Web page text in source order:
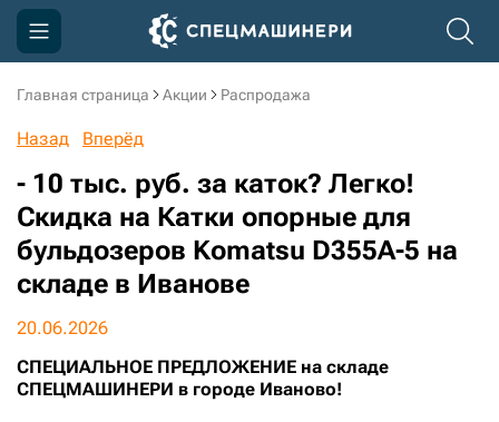
Главная страница Акции Распродажа
Назад Вперёд
- 10 тыс. руб. за каток? Легко!
Скидка на Катки опорные для
бульдозеров Komatsu D355A-5 на
складе в Иванове
20.06.2026
СПЕЦИАЛЬНОЕ ПРЕДЛОЖЕНИЕ на складе
СПЕЦМАШИНЕРИ в городе Иваново!
Компания
Доставка и оплата
Информация
Контакты
3D тур по производству
3D тур по складам